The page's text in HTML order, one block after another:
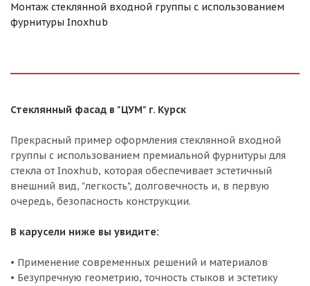
Монтаж стеклянной входной группы с использованием
фурнитуры Inoxhub
Стеклянный фасад в "ЦУМ" г. Курск
Прекрасный пример оформления стеклянной входной
группы с использованием премиальной фурнитуры для
стекла от Inoxhub, которая обеспечивает эстетичный
внешний вид, "легкость", долговечность и, в первую
очередь, безопасность конструкции.
В карусели ниже вы увидите:
• Применение современных решений и материалов
• Безупречную геометрию, точность стыков и эстетику